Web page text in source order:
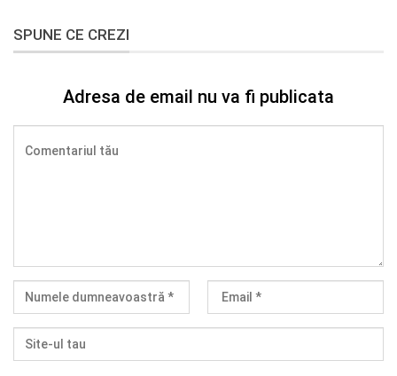
SPUNE CE CREZI
Adresa de email nu va fi publicata